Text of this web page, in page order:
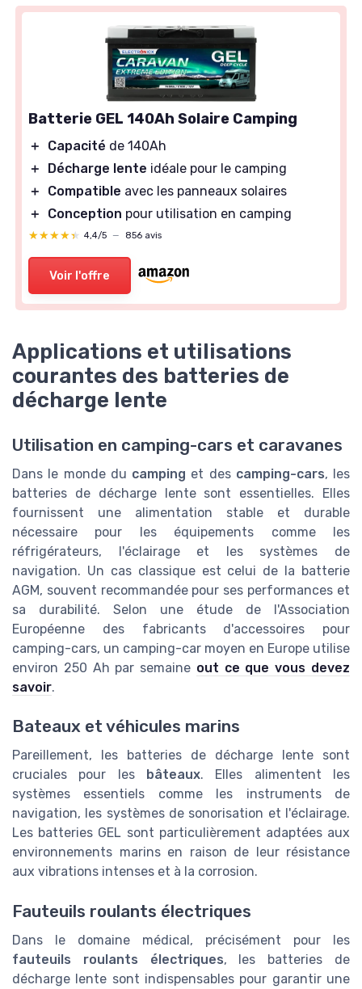
Batterie GEL 140Ah Solaire Camping
＋ Capacité de 140Ah
＋
Décharge lente idéale pour le camping
＋
Compatible avec les panneaux solaires
＋
Conception pour utilisation en camping
★★★★★
★★★★★ 4,4/5 — 856 avis
Voir l'offre
Applications et utilisations
courantes des batteries de
décharge lente
Utilisation en camping-cars et caravanes
Dans le monde du camping et des camping-cars, les
batteries de décharge lente sont essentielles. Elles
fournissent une alimentation stable et durable
nécessaire pour les équipements comme les
réfrigérateurs, l'éclairage et les systèmes de
navigation. Un cas classique est celui de la batterie
AGM, souvent recommandée pour ses performances et
sa durabilité. Selon une étude de l'Association
Européenne des fabricants d'accessoires pour
camping-cars, un camping-car moyen en Europe utilise
environ 250 Ah par semaine out ce que vous devez
savoir.
Bateaux et véhicules marins
Pareillement, les batteries de décharge lente sont
cruciales pour les
bâteaux. Elles alimentent les
systèmes essentiels comme les instruments de
navigation, les systèmes de sonorisation et l'éclairage.
Les batteries GEL sont particulièrement adaptées aux
environnements marins en raison de leur résistance
aux vibrations intenses et à la corrosion.
Fauteuils roulants électriques
Dans le domaine médical, précisément pour les
fauteuils roulants électriques, les batteries de
décharge lente sont indispensables pour garantir une